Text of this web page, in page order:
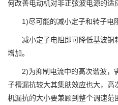
何改善电动机对非正弦波电源的适
1)尽可能的减小定子和转子电阻
减小定子电阻即可降低基波铜
增加。
2)为抑制电流中的高次谐波，
子槽漏抗较大其集肤效应也大，
机漏抗的大小要兼顾到整个调速范